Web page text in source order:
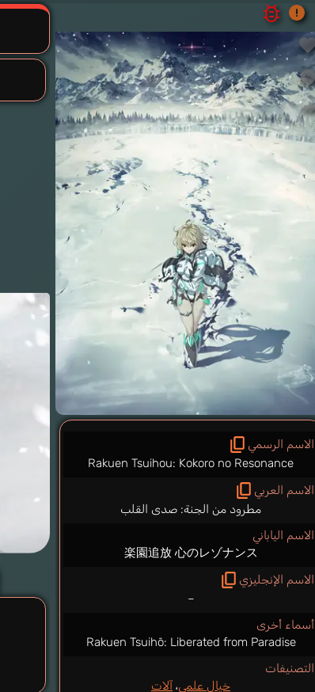
الاسم الرسمي
Rakuen Tsuihou: Kokoro no Resonance
الاسم العربي
مطرود من الجنة: صدى القلب
الاسم الياباني
楽園追放 心のレゾナンス
الاسم الإنجليزي
–
أسماء أخرى
Rakuen Tsuihō: Liberated from Paradise
التصنيفات
خيال علمي، آلات